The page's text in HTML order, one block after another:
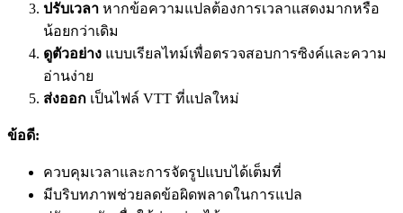
ปรับเวลา หากข้อความแปลต้องการเวลาแสดงมากหรือ
น้อยกว่าเดิม
ดูตัวอย่าง แบบเรียลไทม์เพื่อตรวจสอบการซิงค์และความ
อ่านง่าย
ส่งออก เป็นไฟล์ VTT ที่แปลใหม่
ข้อดี:
ควบคุมเวลาและการจัดรูปแบบได้เต็มที่
มีบริบทภาพช่วยลดข้อผิดพลาดในการแปล